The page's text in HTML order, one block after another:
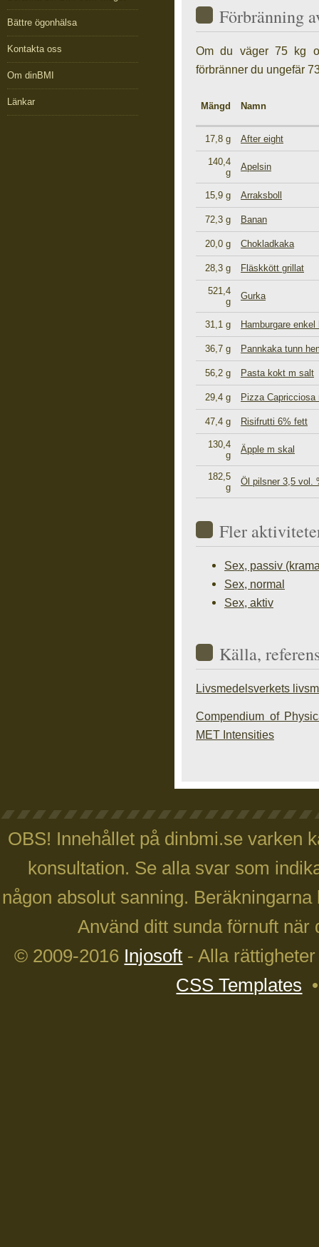
Bättre ögonhälsa
Kontakta oss
Om dinBMI
Länkar
Förbränning
Om du väger 75 kg
förbränner du ungefär
Mängd Namn
17,8 g After eight
140,4
g
Apelsin
15,9 g Arraksboll
72,3 g Banan
20,0 g Chokladkaka
28,3 g Fläskkött grillat
521,4
g
Gurka
31,1 g Hamburgare
36,7 g Pannkaka tunn
56,2 g Pasta kokt m salt
29,4 g Pizza
47,4 g Risifrutti 6% fett
130,4
g
Äpple m skal
182,5
g
Öl pilsner 3,5 vol.
Fler
Sex, passiv
Sex, normal
Sex, aktiv
Källa,
Livsmedelsverkets
Compendium of
MET Intensities
OBS! Innehållet på dinbmi.se varken
konsultation. Se alla svar som
någon absolut sanning.
Använd ditt sunda förnuft
© 2009-2016 Injosoft - Alla
CSS Templates